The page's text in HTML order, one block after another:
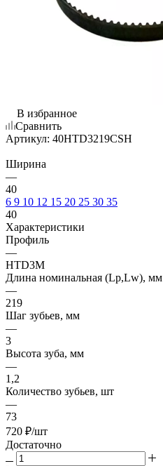
В избранное
Сравнить
Артикул: 40HTD3219CSH
Ширина
—
40
6 9 10 12 15 20 25 30 35
40
Характеристики
Профиль
—
HTD3M
Длина номинальная (Lp,Lw), мм
—
219
Шаг зубьев, мм
—
3
Высота зуба, мм
—
1,2
Количество зубьев, шт
—
73
720 ₽/шт
Достаточно